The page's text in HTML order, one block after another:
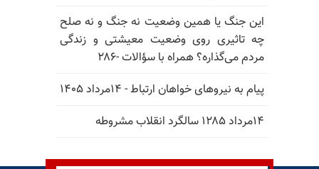
این جنگ یا همین وضعیت نه جنگ و نه صلح
چه تاثیری روی وضعیت معیشتی و زندگی
مردم می‌گذاره؟ همراه با سؤالات -۲۸۶
پیام به نیروهای خواهان ارتباط - ۱۴مرداد ۱۴۰۵
۱۴مرداد ۱۲۸۵ سالگرد انقلاب مشروطه